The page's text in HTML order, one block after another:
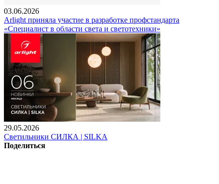
03.06.2026
Arlight приняла участие в разработке профстандарта
«Специалист в области света и светотехники»
29.05.2026
Светильники СИЛКА | SILKA
Поделиться